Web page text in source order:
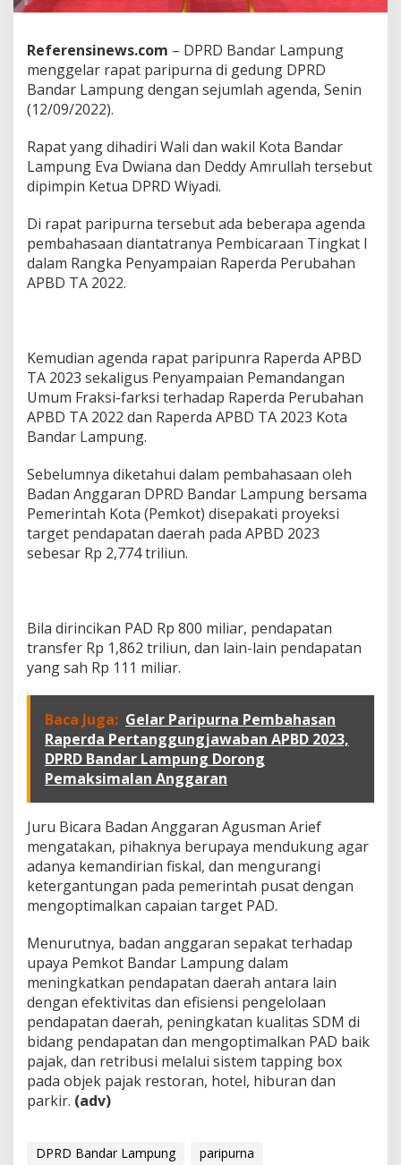
y
d
P
i
i
P
a
i
p
r
p
e
r
d
a
B
D
T
a
h
n
3
Referensinews.com – DPRD Bandar Lampung
menggelar rapat paripurna di gedung DPRD
Bandar Lampung dengan sejumlah agenda, Senin
(12/09/2022).
Rapat yang dihadiri Wali dan wakil Kota Bandar
Lampung Eva Dwiana dan Deddy Amrullah tersebut
dipimpin Ketua DPRD Wiyadi.
Di rapat paripurna tersebut ada beberapa agenda
pembahasaan diantatranya Pembicaraan Tingkat I
dalam Rangka Penyampaian Raperda Perubahan
APBD TA 2022.
Kemudian agenda rapat paripunra Raperda APBD
TA 2023 sekaligus Penyampaian Pemandangan
Umum Fraksi-farksi terhadap Raperda Perubahan
APBD TA 2022 dan Raperda APBD TA 2023 Kota
Bandar Lampung.
Sebelumnya diketahui dalam pembahasaan oleh
Badan Anggaran DPRD Bandar Lampung bersama
Pemerintah Kota (Pemkot) disepakati proyeksi
target pendapatan daerah pada APBD 2023
sebesar Rp 2,774 triliun.
Bila dirincikan PAD Rp 800 miliar, pendapatan
transfer Rp 1,862 triliun, dan lain-lain pendapatan
yang sah Rp 111 miliar.
Baca Juga: Gelar Paripurna Pembahasan
Raperda Pertanggungjawaban APBD 2023,
DPRD Bandar Lampung Dorong
Pemaksimalan Anggaran
Juru Bicara Badan Anggaran Agusman Arief
mengatakan, pihaknya berupaya mendukung agar
adanya kemandirian fiskal, dan mengurangi
ketergantungan pada pemerintah pusat dengan
mengoptimalkan capaian target PAD.
Menurutnya, badan anggaran sepakat terhadap
upaya Pemkot Bandar Lampung dalam
meningkatkan pendapatan daerah antara lain
dengan efektivitas dan efisiensi pengelolaan
pendapatan daerah, peningkatan kualitas SDM di
bidang pendapatan dan mengoptimalkan PAD baik
pajak, dan retribusi melalui sistem tapping box
pada objek pajak restoran, hotel, hiburan dan
parkir. (adv)
DPRD Bandar Lampung
paripurna